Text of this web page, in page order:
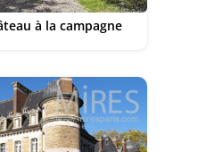
à la campagne